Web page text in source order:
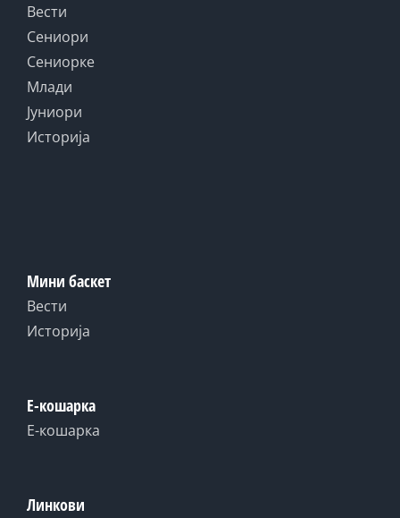
Вести
Сениори
Сениорке
Млади
Јуниори
Историја
Мини баскет
Вести
Историја
Е-кошарка
Е-кошарка
Линкови